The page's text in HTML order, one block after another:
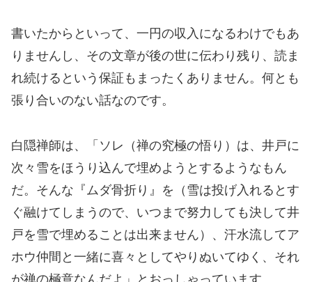
書いたからといって、一円の収入になるわけでもあ
りませんし、その文章が後の世に伝わり残り、読ま
れ続けるという保証もまったくありません。何とも
張り合いのない話なのです。
白隠禅師は、「ソレ（禅の究極の悟り）は、井戸に
次々雪をほうり込んで埋めようとするようなもん
だ。そんな『ムダ骨折り』を（雪は投げ入れるとす
ぐ融けてしまうので、いつまで努力しても決して井
戸を雪で埋めることは出来ません）、汗水流してア
ホウ仲間と一緒に喜々としてやりぬいてゆく、それ
が禅の極意なんだよ」とおっしゃっています。